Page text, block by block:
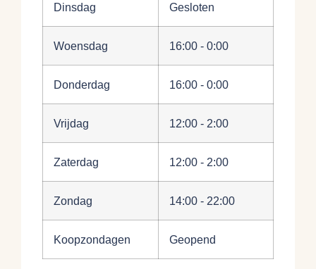
Dinsdag Gesloten
Woensdag 16:00 - 0:00
Donderdag 16:00 - 0:00
Vrijdag 12:00 - 2:00
Zaterdag 12:00 - 2:00
Zondag 14:00 - 22:00
Koopzondagen Geopend